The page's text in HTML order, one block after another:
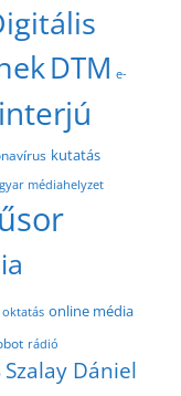
DTM e-
interjú
kutatás
médiahelyzet
oktatás online média
rádió
Szalay Dániel